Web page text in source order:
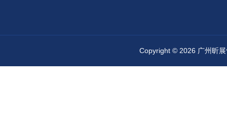
Copyright © 2026 广州昕